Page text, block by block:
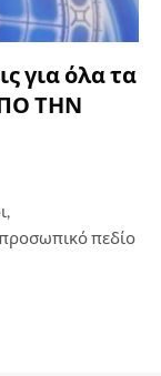
για όλα τα
ΤΗΝ
πεδίο